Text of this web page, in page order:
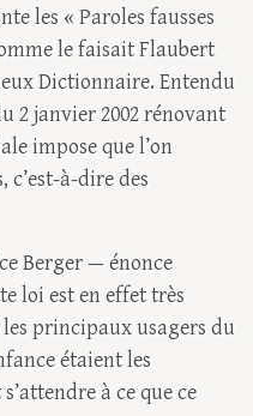
les « Paroles fausses
le faisait Flaubert
Dictionnaire. Entendu
2 janvier 2002 rénovant
impose que l’on
c’est-à-dire des
Berger — énonce
loi est en effet très
principaux usagers du
étaient les
à ce que ce